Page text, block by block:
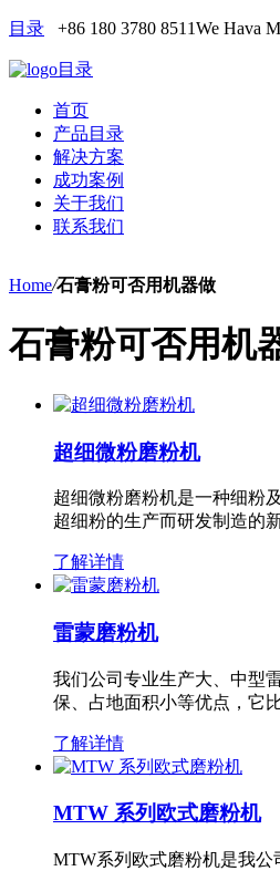
目录 +86 180 3780 8511We Hava
目录
首页
产品目录
解决方案
成功案例
关于我们
联系我们
Home/石膏粉可否用机器做
石膏粉可否用机
超细微粉磨粉机
超细微粉磨粉机是一种细粉
超细粉的生产而研发制造的
了解详情
雷蒙磨粉机
我们公司专业生产大、中型
保、占地面积小等优点，它
了解详情
MTW 系列欧式磨粉机
MTW系列欧式磨粉机是我